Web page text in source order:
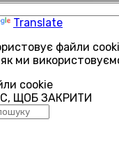
Translate
файли
як ми
cookie
ЩОБ ЗАКРИТИ